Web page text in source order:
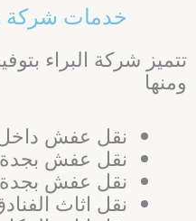
خدمات شركة
تتميز شركة البراء
ومنها
نقل عفش
نقل عفش بجدة
نقل عفش بجدة
نقل اثاث